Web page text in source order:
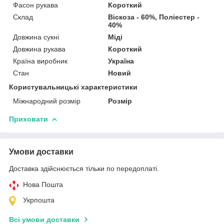
Фасон рукава
Короткий
Склад
Віскоза - 60%, Поліестер -
40%
Довжина сукні
Міді
Довжина рукава
Короткий
Країна виробник
Україна
Стан
Новий
Користувальницькі характеристики
Міжнародний розмір
Розмір
Приховати
Умови доставки
Доставка здійснюється тільки по передоплаті.
Нова Пошта
Укрпошта
Всі умови доставки